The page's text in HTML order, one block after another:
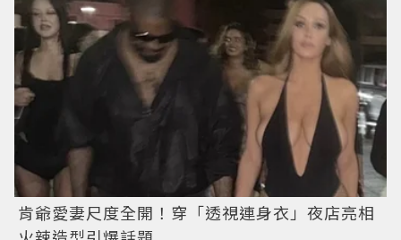
肯爺愛妻尺度全開！穿「透視連身衣」夜店亮相